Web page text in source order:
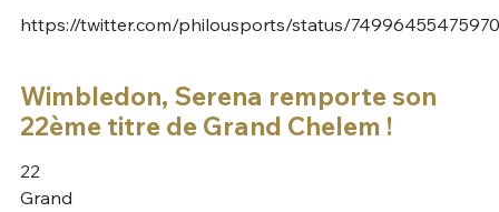
https://twitter.com/philousports/status/
Wimbledon, Serena remporte son
22ème titre de Grand Chelem !
22
Grand